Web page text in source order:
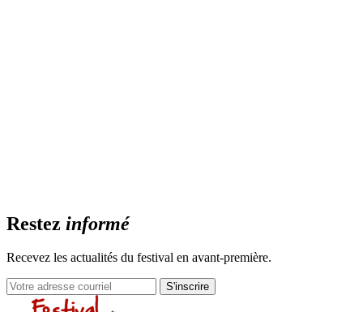
Restez informé
Recevez les actualités du festival en avant-première.
S'inscrire